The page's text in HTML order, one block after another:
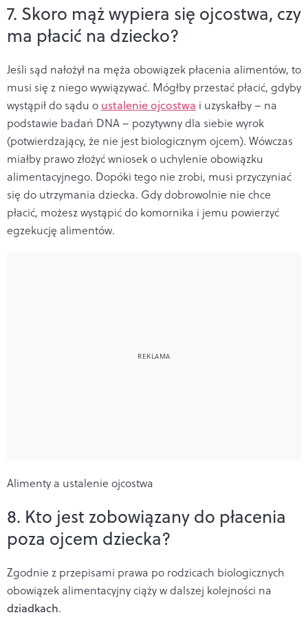
7. Skoro mąż wypiera się ojcostwa, czy
ma płacić na dziecko?
Jeśli sąd nałożył na męża obowiązek płacenia alimentów, to
musi się z niego wywiązywać. Mógłby przestać płacić, gdyby
wystąpił do sądu o ustalenie ojcostwa i uzyskałby – na
podstawie badań DNA – pozytywny dla siebie wyrok
(potwierdzający, że nie jest biologicznym ojcem). Wówczas
miałby prawo złożyć wniosek o uchylenie obowiązku
alimentacyjnego. Dopóki tego nie zrobi, musi przyczyniać
się do utrzymania dziecka. Gdy dobrowolnie nie chce
płacić, możesz wystąpić do komornika i jemu powierzyć
egzekucję alimentów.
Alimenty a ustalenie ojcostwa
8. Kto jest zobowiązany do płacenia
poza ojcem dziecka?
Zgodnie z przepisami prawa po rodzicach biologicznych
obowiązek alimentacyjny ciąży w dalszej kolejności na
dziadkach.